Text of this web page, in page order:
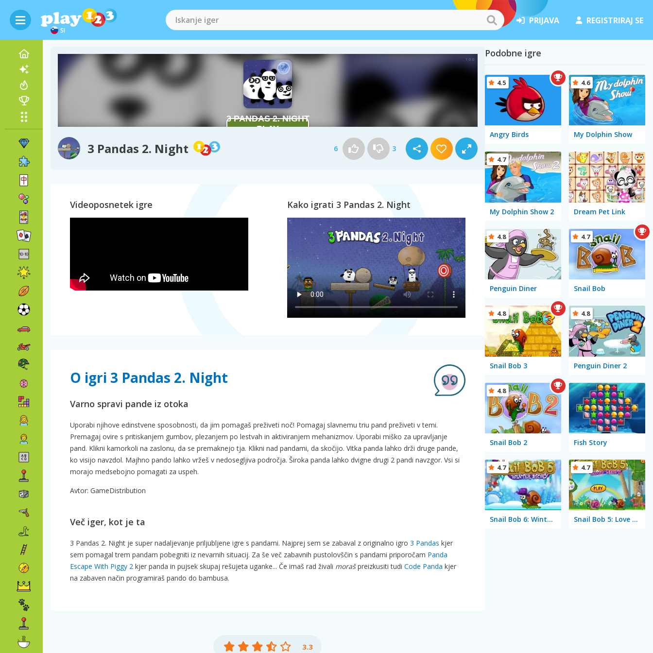
SI
PRIJAVA REGISTRIRAJ SE
3 Pandas 2. Night 6 3
Videoposnetek igre Kako igrati 3 Pandas 2. Night
O igri 3 Pandas 2. Night
Varno spravi pande iz otoka
Uporabi njihove edinstvene sposobnosti, da jim pomagaš preživeti noč! Pomagaj slavnemu triu pand preživeti v temi.
Premagaj ovire s pritiskanjem gumbov, plezanjem po lestvah in aktiviranjem mehanizmov. Uporabi miško za upravljanje
pand. Klikni kamorkoli na zaslonu, da se premaknejo tja. Klikni nad pandami, da skočijo. Vitka panda lahko drži druge pande,
ko visijo navzdol. Majhno pando lahko vržeš v nedosegljiva področja. Široka panda lahko dvigne drugi 2 pandi navzgor. Vsi si
morajo medsebojno pomagati za uspeh.
Avtor: GameDistribution
Več iger, kot je ta
3 Pandas 2. Night je super nadaljevanje priljubljene igre s pandami. Najprej sem se zabaval z originalno igro 3 Pandas kjer
sem pomagal trem pandam pobegniti iz nevarnih situacij. Za še več zabavnih pustolovščin s pandami priporočam Panda
Escape With Piggy 2 kjer panda in pujsek skupaj rešujeta uganke... Če imaš rad živali morašpreizkusiti tudi Code Panda kjer
na zabaven način programiraš pando do bambusa.
3.3
Podobne igre
Angry Birds
4.5
My Dolphin Show
4.6
My Dolphin Show 2
4.7
Dream Pet Link
Penguin Diner
4.8
Snail Bob
4.7
Snail Bob 3
4.8
Penguin Diner 2
4.8
Snail Bob 2
4.8
Fish Story
Snail Bob 6: Winter Story
4.7
Snail Bob 5: Love Story
4.7